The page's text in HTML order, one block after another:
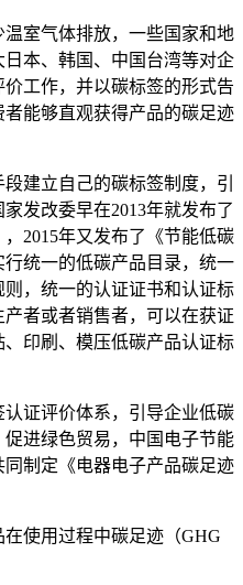
室气体排放，一些国家和地
本、韩国、中国台湾等对企
工作，并以碳标签的形式告
能够直观获得产品的碳足迹
建立自己的碳标签制度，引
发改委早在2013年就发布了
2015年又发布了《节能低碳
统一的低碳产品目录，统一
，统一的认证证书和认证标
者或者销售者，可以在获证
印刷、模压低碳产品认证标
证评价体系，引导企业低碳
进绿色贸易，中国电子节能
制定《电器电子产品碳足迹
使用过程中碳足迹（GHG